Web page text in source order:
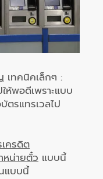
เทคนิคเล็กๆ :
ห้พอดีเพราะแบบ
รแทรเวลไป
ครดิต
หน่ายตั๋ว แบบนี้
แบบนี้